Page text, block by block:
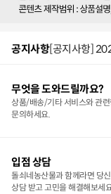
공지사항[공지사항]
무엇을 도와드릴까요?
상품/배송/기타 서비스와 관
문의하세요.
입점 상담
돌쇠네농산물과 함께라면 당
상담 받고 고민을 해결해보세